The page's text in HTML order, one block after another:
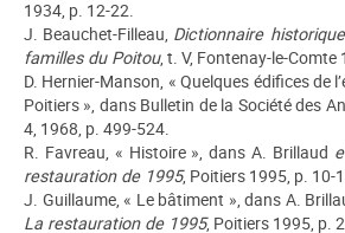
1934, p. 12-22.
J. Beauchet-Filleau, Dictionnaire
familles du Poitou, t. V, Fontenay-le-Comte
D. Hernier-Manson, « Quelques édifices de
Poitiers », dans Bulletin de la Société des
4, 1968, p. 499-524.
R. Favreau, « Histoire », dans A. Brillaud
restauration de 1995, Poitiers 1995, p. 10-
J. Guillaume, « Le bâtiment », dans A.
La restauration de 1995, Poitiers 1995, p.